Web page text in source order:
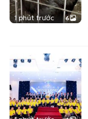
1 phút trước 6